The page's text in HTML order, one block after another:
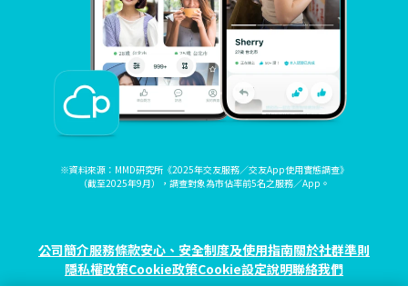
※資料來源：MMD研究所《2025年交友服務／交友App使用實態調查》
（截至2025年9月），調查對象為市佔率前5名之服務／App。
公司簡介服務條款安心、安全制度及使用指南關於社群準則
隱私權政策Cookie政策Cookie設定說明聯絡我們